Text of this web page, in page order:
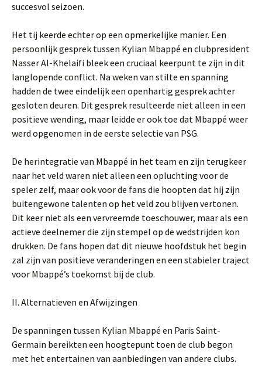
succesvol seizoen.
Het tij keerde echter op een opmerkelijke manier. Een
persoonlijk gesprek tussen Kylian Mbappé en clubpresident
Nasser Al-Khelaifi bleek een cruciaal keerpunt te zijn in dit
langlopende conflict. Na weken van stilte en spanning
hadden de twee eindelijk een openhartig gesprek achter
gesloten deuren. Dit gesprek resulteerde niet alleen in een
positieve wending, maar leidde er ook toe dat Mbappé weer
werd opgenomen in de eerste selectie van PSG.
De herintegratie van Mbappé in het team en zijn terugkeer
naar het veld waren niet alleen een opluchting voor de
speler zelf, maar ook voor de fans die hoopten dat hij zijn
buitengewone talenten op het veld zou blijven vertonen.
Dit keer niet als een vervreemde toeschouwer, maar als een
actieve deelnemer die zijn stempel op de wedstrijden kon
drukken. De fans hopen dat dit nieuwe hoofdstuk het begin
zal zijn van positieve veranderingen en een stabieler traject
voor Mbappé’s toekomst bij de club.
II. Alternatieven en Afwijzingen
De spanningen tussen Kylian Mbappé en Paris Saint-
Germain bereikten een hoogtepunt toen de club begon
met het entertainen van aanbiedingen van andere clubs.